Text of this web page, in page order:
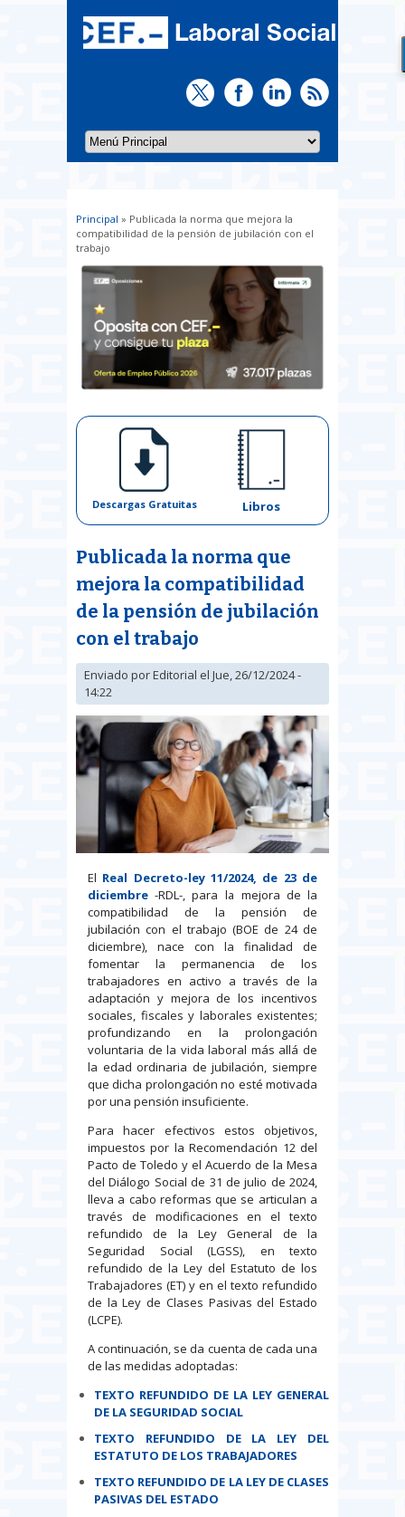
Usted está aquí
Principal » Publicada la norma que mejora la
compatibilidad de la pensión de jubilación con el
trabajo
Descargas Gratuitas Libros
Publicada la norma que
mejora la compatibilidad
de la pensión de jubilación
con el trabajo
Enviado porEditorial el Jue, 26/12/2024 -
14:22
El Real Decreto-ley 11/2024, de 23 de
diciembre -RDL-, para la mejora de la
compatibilidad de la pensión de
jubilación con el trabajo (BOE de 24 de
diciembre), nace con la finalidad de
fomentar la permanencia de los
trabajadores en activo a través de la
adaptación y mejora de los incentivos
sociales, fiscales y laborales existentes;
profundizando en la prolongación
voluntaria de la vida laboral más allá de
la edad ordinaria de jubilación, siempre
que dicha prolongación no esté motivada
por una pensión insuficiente.
Para hacer efectivos estos objetivos,
impuestos por la Recomendación 12 del
Pacto de Toledo y el Acuerdo de la Mesa
del Diálogo Social de 31 de julio de 2024,
lleva a cabo reformas que se articulan a
través de modificaciones en el texto
refundido de la Ley General de la
Seguridad Social (LGSS), en texto
refundido de la Ley del Estatuto de los
Trabajadores (ET) y en el texto refundido
de la Ley de Clases Pasivas del Estado
(LCPE).
A continuación, se da cuenta de cada una
de las medidas adoptadas:
TEXTO REFUNDIDO DE LA LEY GENERAL
DE LA SEGURIDAD SOCIAL
TEXTO REFUNDIDO DE LA LEY DEL
ESTATUTO DE LOS TRABAJADORES
TEXTO REFUNDIDO DE LA LEY DE CLASES
PASIVAS DEL ESTADO